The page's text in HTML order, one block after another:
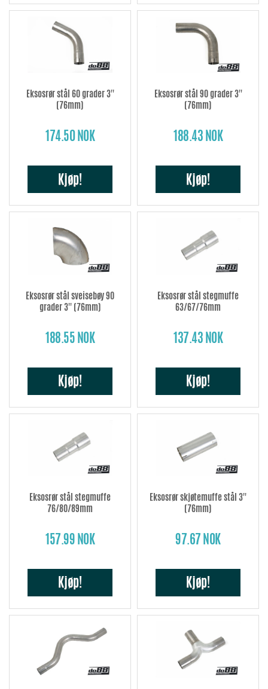
Eksosrør stål 60 grader 3''
(76mm)
174.50 NOK
Kjøp!
Eksosrør stål 90 grader 3''
(76mm)
188.43 NOK
Kjøp!
Eksosrør stål sveisebøy 90
grader 3'' (76mm)
188.55 NOK
Kjøp!
Eksosrør stål stegmuffe
63/67/76mm
137.43 NOK
Kjøp!
Eksosrør stål stegmuffe
76/80/89mm
157.99 NOK
Kjøp!
Eksosrør skjøtemuffe stål 3''
(76mm)
97.67 NOK
Kjøp!